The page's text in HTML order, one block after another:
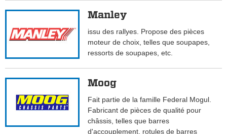
Manley
issu des rallyes. Propose des pièces
moteur de choix, telles que soupapes,
ressorts de soupapes, etc.
Moog
Fait partie de la famille Federal Mogul.
Fabricant de pièces de qualité pour
châssis, telles que barres
d'accouplement, rotules de barres